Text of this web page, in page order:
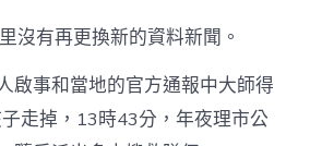
沒有再更換新的資料新聞。
啟事和當地的官方通報中大師得
走掉，13時43分，年夜理市公